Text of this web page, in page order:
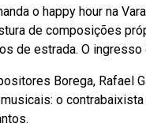
o happy hour na
de composições
de estrada. O ingresso
Borega, Rafael
o